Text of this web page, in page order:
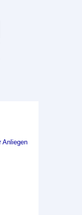
Anliegen